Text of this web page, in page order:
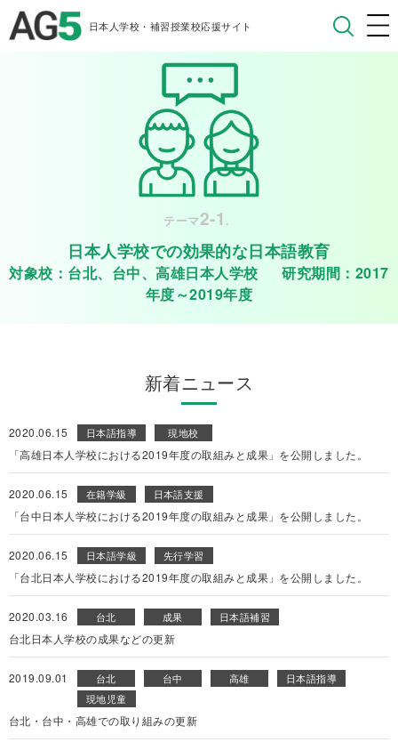
日本人学校・補習授業校応援サイト
テーマ2-1 .
日本人学校での効果的な日本語教育
対象校：台北、台中、高雄日本人学校 研究期間：2017
年度～2019年度
新着ニュース
2020.06.15 日本語指導 現地校
「高雄日本人学校における2019年度の取組みと成果」を公開しました。
2020.06.15 在籍学級 日本語支援
「台中日本人学校における2019年度の取組みと成果」を公開しました。
2020.06.15 日本語学級 先行学習
「台北日本人学校における2019年度の取組みと成果」を公開しました。
2020.03.16 台北 成果 日本語補習
台北日本人学校の成果などの更新
2019.09.01 台北 台中 高雄
日本語指導
現地児童
台北・台中・高雄での取り組みの更新